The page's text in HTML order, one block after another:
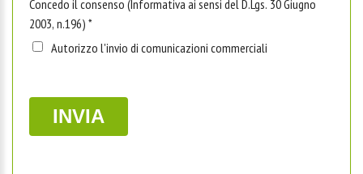
Concedo il consenso (Informativa ai sensi del D.Lgs. 30 Giugno
2003, n.196) *
Autorizzo l'invio di comunicazioni commerciali